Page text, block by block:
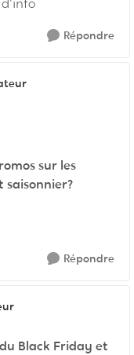
d'info
Répondre
sur les
saisonnier?
Répondre
Black Friday et